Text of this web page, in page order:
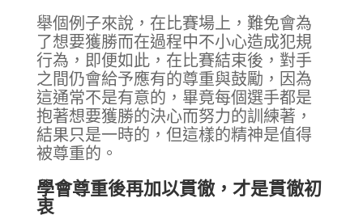
舉個例子來說，在比賽場上，難免會為
了想要獲勝而在過程中不小心造成犯規
行為，即便如此，在比賽結束後，對手
之間仍會給予應有的尊重與鼓勵，因為
這通常不是有意的，畢竟每個選手都是
抱著想要獲勝的決心而努力的訓練著，
結果只是一時的，但這樣的精神是值得
被尊重的。
學會尊重後再加以貫徹，才是貫徹初
衷